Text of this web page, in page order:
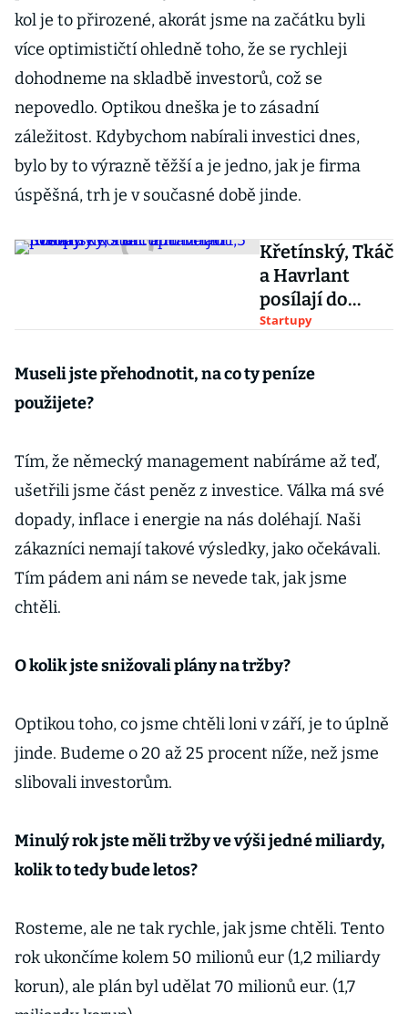
kol je to přirozené, akorát jsme na začátku byli
více optimističtí ohledně toho, že se rychleji
dohodneme na skladbě investorů, což se
nepovedlo. Optikou dneška je to zásadní
záležitost. Kdybychom nabírali investici dnes,
bylo by to výrazně těžší a je jedno, jak je firma
úspěšná, trh je v současné době jinde.
Křetínský, Tkáč
a Havrlant
posílají do
startupu DoDo
korun. Míří na
Startupy
Museli jste přehodnotit, na co ty peníze
použijete?
Tím, že německý management nabíráme až teď,
ušetřili jsme část peněz z investice. Válka má své
dopady, inflace i energie na nás doléhají. Naši
zákazníci nemají takové výsledky, jako očekávali.
Tím pádem ani nám se nevede tak, jak jsme
chtěli.
O kolik jste snižovali plány na tržby?
Optikou toho, co jsme chtěli loni v září, je to úplně
jinde. Budeme o 20 až 25 procent níže, než jsme
slibovali investorům.
Minulý rok jste měli tržby ve výši jedné miliardy,
kolik to tedy bude letos?
Rosteme, ale ne tak rychle, jak jsme chtěli. Tento
rok ukončíme kolem 50 milionů eur (1,2 miliardy
korun), ale plán byl udělat 70 milionů eur. (1,7